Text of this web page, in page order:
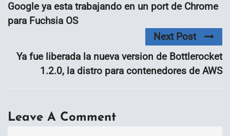
Google ya esta trabajando en un port de Chrome
para Fuchsia OS
Next Post
Ya fue liberada la nueva version de Bottlerocket
1.2.0, la distro para contenedores de AWS
Leave A Comment